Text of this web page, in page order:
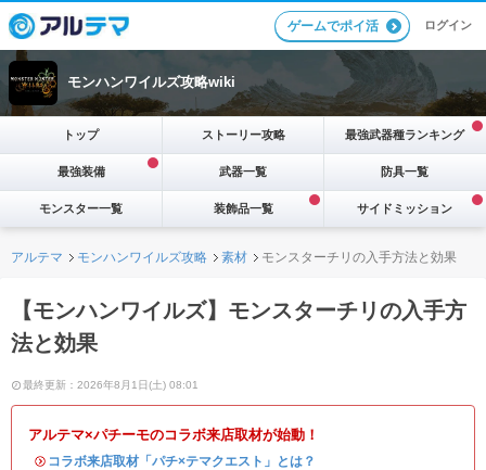
ゲームでポイ活 ログイン
モンハンワイルズ攻略wiki
トップ ストーリー攻略 最強武器種ランキング
最強装備 武器一覧 防具一覧
モンスター一覧 装飾品一覧 サイドミッション
アルテマ モンハンワイルズ攻略 素材 モンスターチリの入手方法と効果
【モンハンワイルズ】モンスターチリの入手方
法と効果
最終更新：2026年8月1日(土) 08:01
アルテマ×パチーモのコラボ来店取材が始動！
・ コラボ来店取材「パチ×テマクエスト」とは？